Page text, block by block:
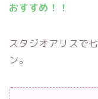
おすすめ！！
スタジオアリスで
ン。